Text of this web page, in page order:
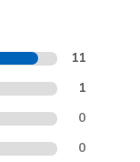
11
1
0
0